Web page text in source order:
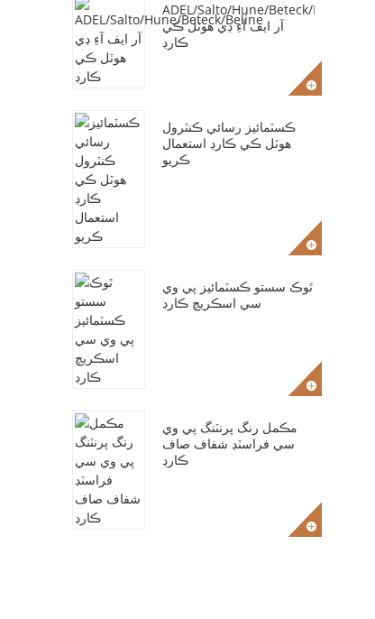
ADEL/Salto/Hune/Beteck/Beline
آر ايف آءِ ڊي هوٽل ڪي
ڪارڊ
ڪسٽمائيز رسائي ڪنٽرول
هوٽل ڪي ڪارڊ استعمال
ڪريو
ٿوڪ سستو ڪسٽمائيز پي وي
سي اسڪريچ ڪارڊ
مڪمل رنگ پرنٽنگ پي وي
سي فراسٽڊ شفاف صاف
ڪارڊ